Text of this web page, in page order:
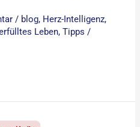
/ blog, Herz-Intelligenz,
Leben,Tipps /